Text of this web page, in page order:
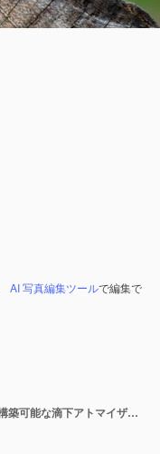
AI 写真編集ツールで編集で
天然木材のウッドテクスチャ背景に再構築可能な滴下アトマイザーを備えたハイエンドの赤い天然安定化木材規制ボックスモッド気化器装置の選択的焦点